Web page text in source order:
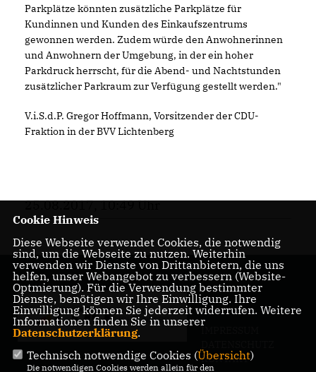
Parkplätze könnten zusätzliche Parkplätze für
Kundinnen und Kunden des Einkaufszentrums
gewonnen werden. Zudem würde den Anwohnerinnen
und Anwohnern der Umgebung, in der ein hoher
Parkdruck herrscht, für die Abend- und Nachtstunden
zusätzlicher Parkraum zur Verfügung gestellt werden."
V.i.S.d.P. Gregor Hoffmann, Vorsitzender der CDU-
Fraktion in der BVV Lichtenberg
25.08.2017, 10:49 Uhr
KONTAKT
Cookie Hinweis
Diese Webseite verwendet Cookies, die notwendig
sind, um die Webseite zu nutzen. Weiterhin
verwenden wir Dienste von Drittanbietern, die uns
helfen, unser Webangebot zu verbessern (Website-
Optmierung). Für die Verwendung bestimmter
Dienste, benötigen wir Ihre Einwilligung. Ihre
Einwilligung können Sie jederzeit widerrufen. Weitere
Informationen finden Sie in unserer
Datenschutzerklärung.
Technisch notwendige Cookies (Übersicht)
Die notwendigen Cookies werden allein für den